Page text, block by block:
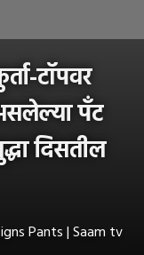
टॉपवर
असलेल्या पँट
दिसतील
Pants | Saam tv